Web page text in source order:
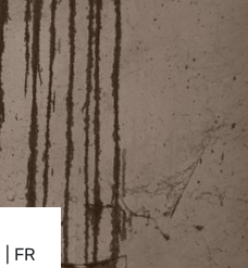
FR